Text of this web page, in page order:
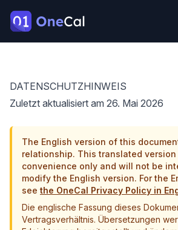
OneCal
DATENSCHUTZHINWEIS
Zuletzt aktualisiert am 26. Mai 2026
The English version of this
relationship. This translated
convenience only and will not be
modify the English version. For the
see the OneCal Privacy Policy in
Die englische Fassung dieses
Vertragsverhältnis. Übersetzungen